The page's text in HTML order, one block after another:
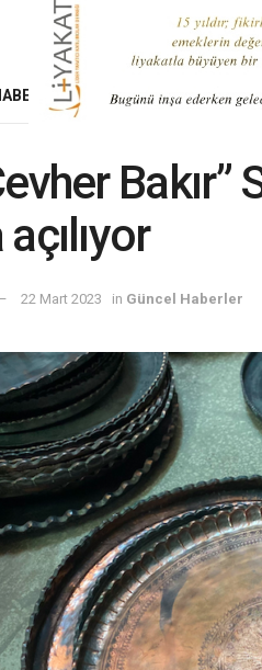
İŞ DÜNYASI
22 Mart 2023 in Güncel Haberler